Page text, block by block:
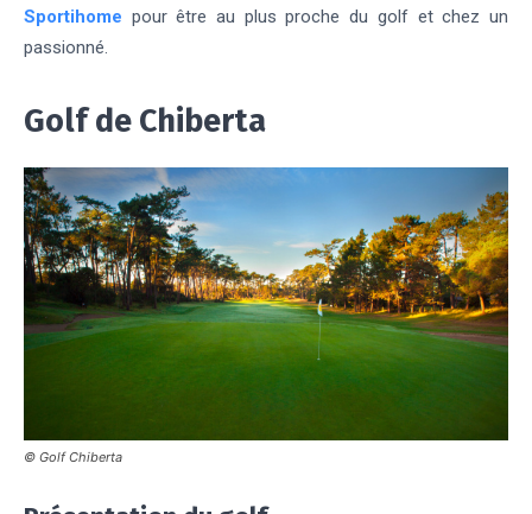
Sportihome pour être au plus proche du golf et chez un
passionné.
Golf de Chiberta
© Golf Chiberta